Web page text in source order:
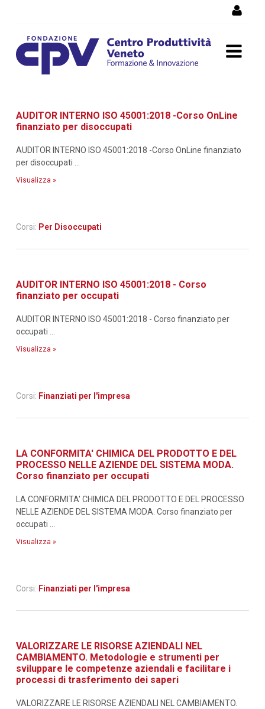
formazione
AUDITOR INTERNO ISO 45001:2018 -Corso OnLine
finanziato per disoccupati
AUDITOR INTERNO ISO 45001:2018 -Corso OnLine finanziato
per disoccupati ...
Visualizza »
Corsi: Per Disoccupati
AUDITOR INTERNO ISO 45001:2018 - Corso
finanziato per occupati
AUDITOR INTERNO ISO 45001:2018 - Corso finanziato per
occupati ...
Visualizza »
Corsi: Finanziati per l'impresa
LA CONFORMITA' CHIMICA DEL PRODOTTO E DEL
PROCESSO NELLE AZIENDE DEL SISTEMA MODA.
Corso finanziato per occupati
LA CONFORMITA' CHIMICA DEL PRODOTTO E DEL PROCESSO
NELLE AZIENDE DEL SISTEMA MODA. Corso finanziato per
occupati ...
Visualizza »
Corsi: Finanziati per l'impresa
VALORIZZARE LE RISORSE AZIENDALI NEL
CAMBIAMENTO. Metodologie e strumenti per
sviluppare le competenze aziendali e facilitare i
processi di trasferimento dei saperi
VALORIZZARE LE RISORSE AZIENDALI NEL CAMBIAMENTO.